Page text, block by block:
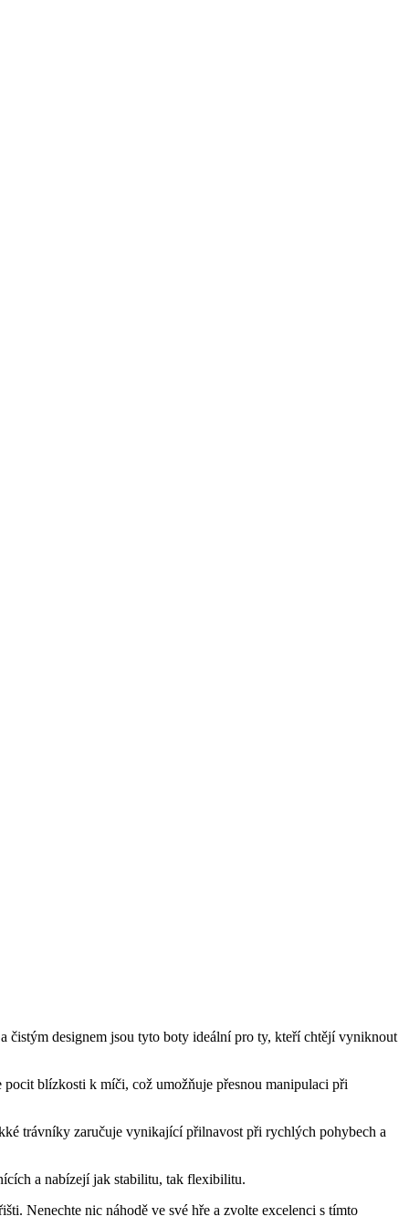
designem jsou tyto boty ideální pro ty, kteří chtějí vyniknout
blízkosti k míči, což umožňuje přesnou manipulaci při
trávníky zaručuje vynikající přilnavost při rychlých pohybech a
a nabízejí jak stabilitu, tak flexibilitu.
Nenechte nic náhodě ve své hře a zvolte excelenci s tímto